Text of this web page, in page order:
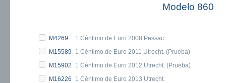
Modelo 860
M4269
1 Céntimo de Euro 2008 Pessac.
M15589
1 Céntimo de Euro 2011 Utrecht. (Prueba)
M15902
1 Céntimo de Euro 2012 Utrecht. (Prueba)
M16226
1 Céntimo de Euro 2013 Utrecht.